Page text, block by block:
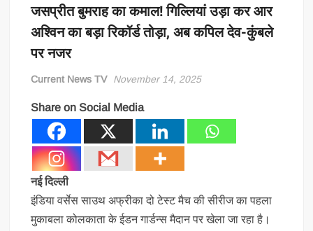
जसप्रीत बुमराह का कमाल! गिल्लियां उड़ा कर आर
अश्विन का बड़ा रिकॉर्ड तोड़ा, अब कपिल देव-कुंबले
पर नजर
Current News TV November 14, 2025
Share on Social Media
नई दिल्ली
इंडिया वर्सेस साउथ अफ्रीका दो टेस्ट मैच की सीरीज का पहला
मुकाबला कोलकाता के ईडन गार्डन्स मैदान पर खेला जा रहा है।